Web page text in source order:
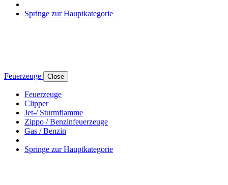
Springe zur Hauptkategorie
Feuerzeuge Close
Feuerzeuge
Clipper
Jet-/ Sturmflamme
Zippo / Benzinfeuerzeuge
Gas / Benzin
Springe zur Hauptkategorie